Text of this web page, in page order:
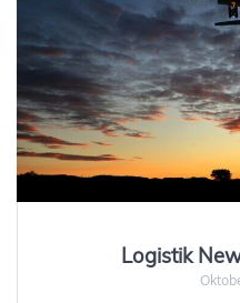
Logistik